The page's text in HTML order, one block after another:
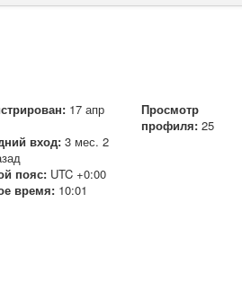
17 апр
вход: 3 мес. 2
пояс: UTC +0:00
время: 10:01
Просмотр
профиля: 25